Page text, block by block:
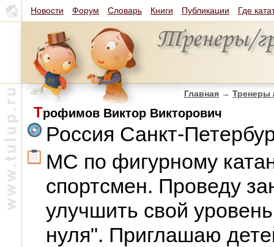
Новости Форум Словарь Книги Публикации Где
Главная → Тренеры
Трофимов Виктор Викторович
Россия Санкт-
МС по фигурному
спортсмен. Проведу
улучшить свой
нуля". Приглашаю